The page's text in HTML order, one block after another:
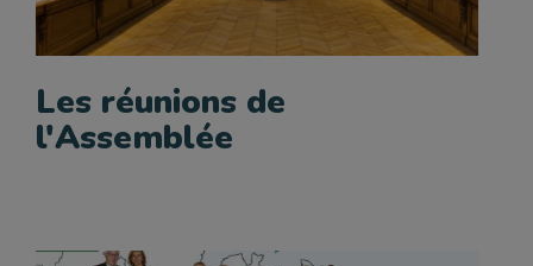
Les réunions de
l'Assemblée